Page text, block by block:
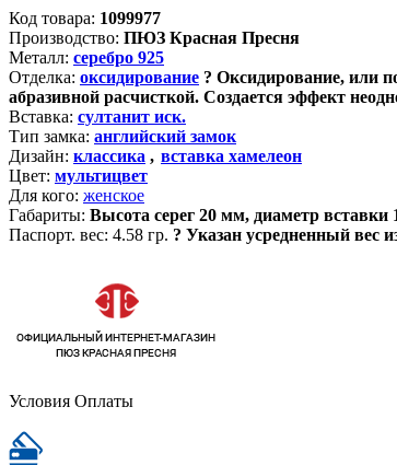
Код товара: 1099977
Производство: ПЮЗ Красная Пресня
Металл: серебро 925
Отделка: оксидирование ? Оксидирование, или
абразивной расчисткой. Создается эффект
Вставка: султанит иск.
Тип замка: английский замок
Дизайн: классика , вставка хамелеон
Цвет: мультицвет
Для кого: женское
Габариты: Высота серег 20 мм, диаметр вставки
Паспорт. вес: 4.58 гр. ? Указан усредненный вес
Условия Оплаты